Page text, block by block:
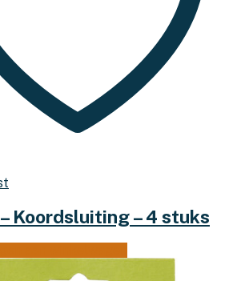
Koordsluiting – 4 stuks